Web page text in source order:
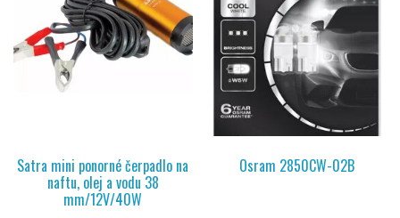
Satra mini ponorné čerpadlo na
naftu, olej a vodu 38
mm/12V/40W
Osram 2850CW-02B